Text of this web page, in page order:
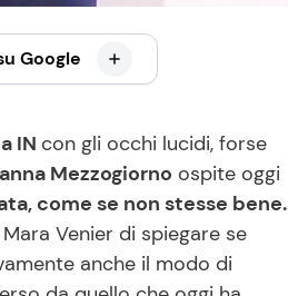
Google
IN con gli occhi lucidi, forse
Mezzogiorno ospite oggi
come se non stesse bene.
Venier di spiegare se
anche il modo di